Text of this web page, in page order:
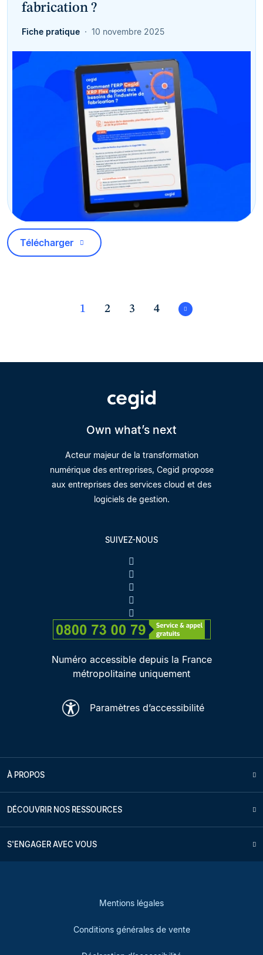
fabrication ?
Fiche pratique 10 novembre 2025
Télécharger
1 2 3 4
Own what’s next
Acteur majeur de la transformation
numérique des entreprises, Cegid propose
aux entreprises des services cloud et des
logiciels de gestion.
SUIVEZ-NOUS
Numéro accessible depuis la France
métropolitaine uniquement
Paramètres d’accessibilité
À PROPOS
DÉCOUVRIR NOS RESSOURCES
S'ENGAGER AVEC VOUS
Mentions légales
Conditions générales de vente